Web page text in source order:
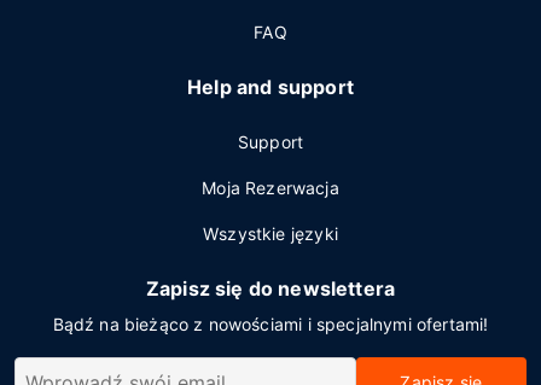
FAQ
Help and support
Support
Moja Rezerwacja
Wszystkie języki
Zapisz się do newslettera
Bądź na bieżąco z nowościami i specjalnymi ofertami!